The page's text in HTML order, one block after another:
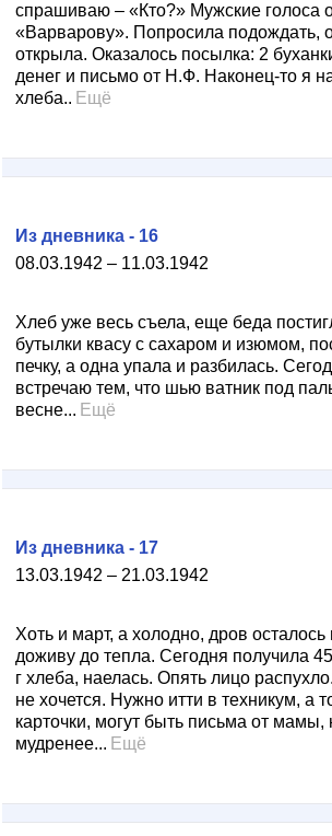
спрашиваю – «Кто?» Мужские голоса
«Варварову». Попросила подождать,
открыла. Оказалось посылка: 2
денег и письмо от Н.Ф. Наконец-то я
хлеба.. Ещё
08.03.1942 – 11.03.1942
Из дневника - 16
Хлеб уже весь съела, еще беда
бутылки квасу с сахаром и изюмом,
печку, а одна упала и разбилась.
встречаю тем, что шью ватник под
весне... Ещё
13.03.1942 – 21.03.1942
Из дневника - 17
Хоть и март, а холодно, дров осталось
доживу до тепла. Сегодня получила
г хлеба, наелась. Опять лицо
не хочется. Нужно итти в техникум, а
карточки, могут быть письма от мамы,
мудренее... Ещё